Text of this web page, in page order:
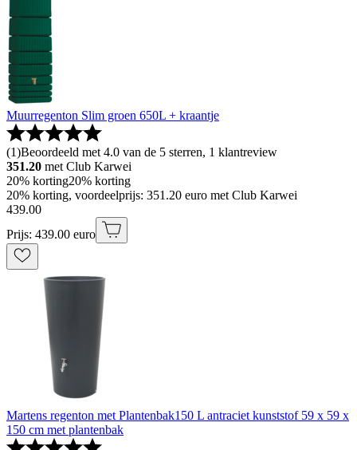
Muurregenton Slim groen 650L + kraantje
(1)Beoordeeld met 4.0 van de 5 sterren, 1 klantreview
351.20 met Club Karwei
20% korting20% korting
20% korting, voordeelprijs: 351.20 euro met Club Karwei
439.00
Prijs: 439.00 euro
Martens regenton met Plantenbak150 L antraciet kunststof 59 x 59 x
150 cm met plantenbak